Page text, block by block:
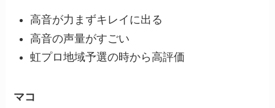
高音が力まずキレイに出る
高音の声量がすごい
虹プロ地域予選の時から高評価
マコ